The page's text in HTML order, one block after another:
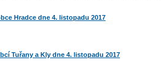
Hradce dne 4. listopadu 2017
Tuřany a Kly dne 4. listopadu 2017